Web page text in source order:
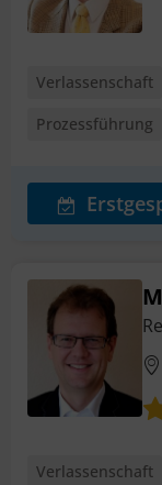
Verlassenschaft
Prozessführung
Verlassenschaft